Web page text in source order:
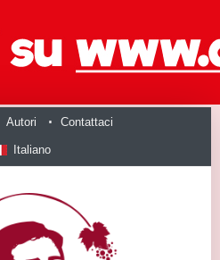
Autori Contattaci
Italiano